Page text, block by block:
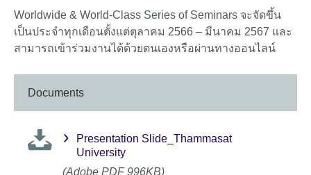
Worldwide & World-Class Series of Seminars จะจัดขึ้น
เป็นประจำทุกเดือนตั้งแต่ตุลาคม 2566 – มีนาคม 2567 และ
สามารถเข้าร่วมงานได้ด้วยตนเองหรือผ่านทางออนไลน์
Documents
Presentation Slide_Thammasat
University
(Adobe PDF 996KB)